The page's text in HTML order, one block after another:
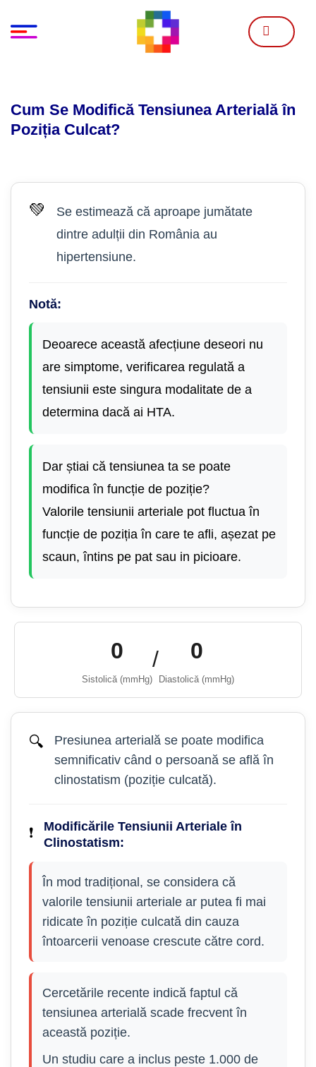
content
Cum Se Modifică Tensiunea Arterială în
Poziția Culcat?
💚
Se estimează că aproape jumătate
dintre adulții din România au
hipertensiune.
Notă:
Deoarece această afecțiune deseori nu
are simptome, verificarea regulată a
tensiunii este singura modalitate de a
determina dacă ai HTA.
Dar știai că tensiunea ta se poate
modifica în funcție de poziție?
Valorile tensiunii arteriale pot fluctua în
funcție de poziția în care te afli, așezat pe
scaun, întins pe pat sau in picioare.
0
Sistolică (mmHg)
/ 0
Diastolică (mmHg)
🔍
Presiunea arterială se poate modifica
semnificativ când o persoană se află în
clinostatism (poziție culcată).
❗️
Modificările Tensiunii Arteriale în
Clinostatism:
În mod tradițional, se considera că
valorile tensiunii arteriale ar putea fi mai
ridicate în poziție culcată din cauza
întoarcerii venoase crescute către cord.
Cercetările recente indică faptul că
tensiunea arterială scade frecvent în
această poziție.
Un studiu care a inclus peste 1.000 de